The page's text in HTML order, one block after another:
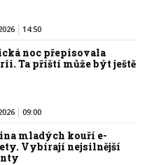
14:50
noc přepisovala
Ta příští může být ještě
09:00
mladých kouří e-
Vybírají nejsilnější